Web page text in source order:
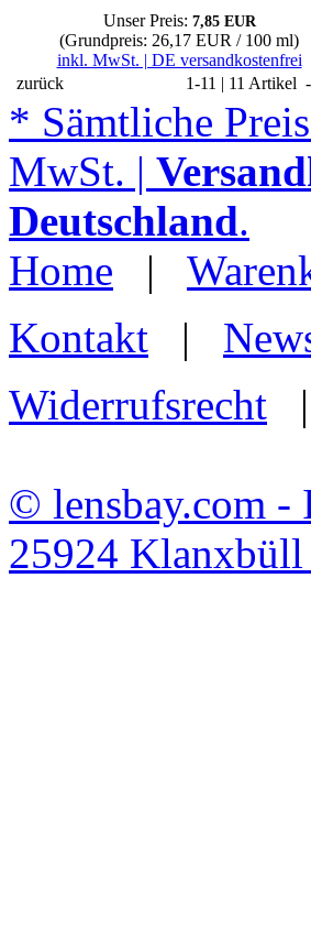
Unser Preis: 7,85 EUR
(Grundpreis: 26,17 EUR / 100 ml)
inkl. MwSt. | DE versandkostenfrei
zurück
1-11 | 11 Artikel
* Sämtliche
MwSt. |
Deutschland.
Home |
Kontakt |
Widerrufsrecht
© lensbay.com -
25924 Klanxbüll